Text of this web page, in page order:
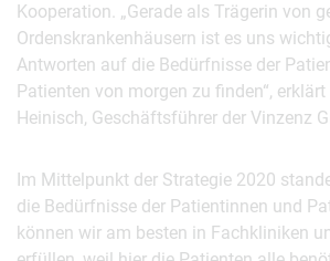
Kooperation. „Gerade als Trägerin von
Ordenskrankenhäusern ist es uns
Antworten auf die Bedürfnisse der
Patienten von morgen zu finden“,
Heinisch, Geschäftsführer der Vinzenz
Im Mittelpunkt der Strategie 2020
die Bedürfnisse der Patientinnen und
können wir am besten in Fachkliniken